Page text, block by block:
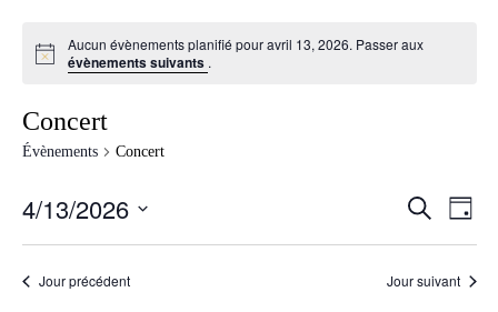
Aucun évènements planifié pour avril 13, 2026. Passer aux
évènements suivants .
Concert
Évènements Concert
de
Recherche
de
vues
Jour
4/13/2026
date.Jour précédent Jour suivant